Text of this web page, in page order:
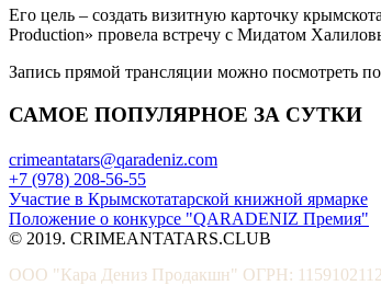
Его цель – создать визитную карточку
Production» провела встречу с Мидатом
Запись прямой трансляции можно посмотреть
САМОЕ ПОПУЛЯРНОЕ ЗА СУТКИ
crimeantatars@qaradeniz.com
+7 (978) 208-56-55
Участие в Крымскотатарской книжной ярмарке
Положение о конкурсе "QARADENIZ Премия"
© 2019. CRIMEANTATARS.CLUB
ООО "Кара Дениз Продакшн" ОГРН: